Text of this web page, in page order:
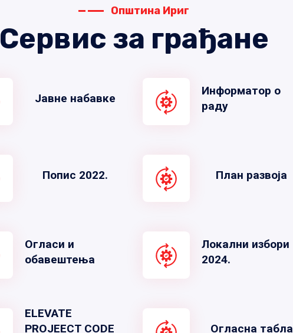
Општина Ириг
Сервис за грађане
Јавне набавке
Информатор о
раду
Попис 2022. План развоја
Огласи и
обавештења
Локални избори
2024.
ELEVATE
PROJEECT CODE
Огласна табла